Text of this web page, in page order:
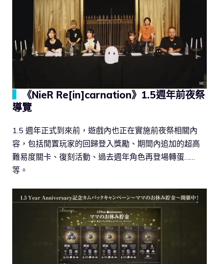
《NieR Re[in]carnation》1.5週年前夜祭
導覽
1.5 週年正式到來前，遊戲內也正在實施前夜祭相關內
容，包括閒置玩家的回歸登入獎勵、期間內追加的超高
難易度關卡、復刻活動、過去週年角色再登場轉蛋……
等。